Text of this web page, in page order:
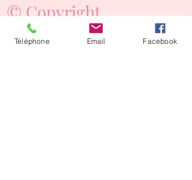
© Copyright
Angelique fleurs
Téléphone Email Facebook